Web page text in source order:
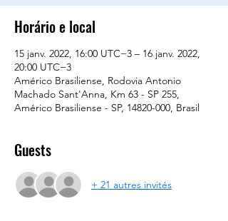
Horário e local
15 janv. 2022, 16:00 UTC−3 – 16 janv. 2022,
20:00 UTC−3
Américo Brasiliense, Rodovia Antonio
Machado Sant'Anna, Km 63 - SP 255,
Américo Brasiliense - SP, 14820-000, Brasil
Guests
+ 21 autres invités